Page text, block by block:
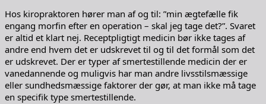
Hos kiropraktoren hører man af og til: ”min ægtefælle fik
engang morfin efter en operation – skal jeg tage det?”. Svaret
er altid et klart nej. Receptpligtigt medicin bør ikke tages af
andre end hvem det er udskrevet til og til det formål som det
er udskrevet. Der er typer af smertestillende medicin der er
vanedannende og muligvis har man andre livsstilsmæssige
eller sundhedsmæssige faktorer der gør, at man ikke må tage
en specifik type smertestillende.